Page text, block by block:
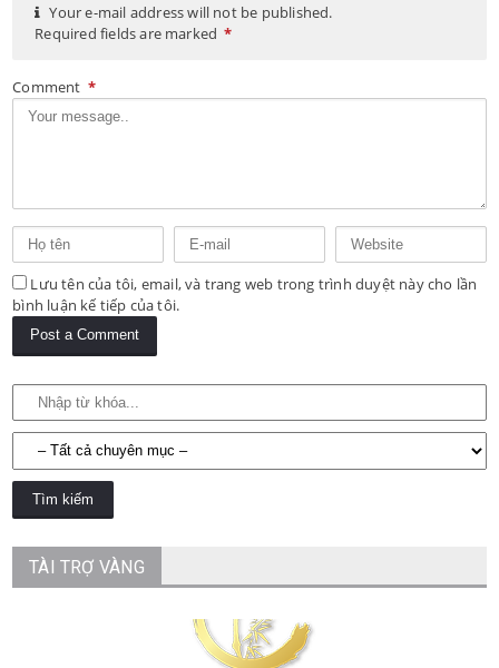
Your e-mail address will not be published.
Required fields are marked *
Comment *
Lưu tên của tôi, email, và trang web trong trình duyệt này cho lần
bình luận kế tiếp của tôi.
TÀI TRỢ VÀNG